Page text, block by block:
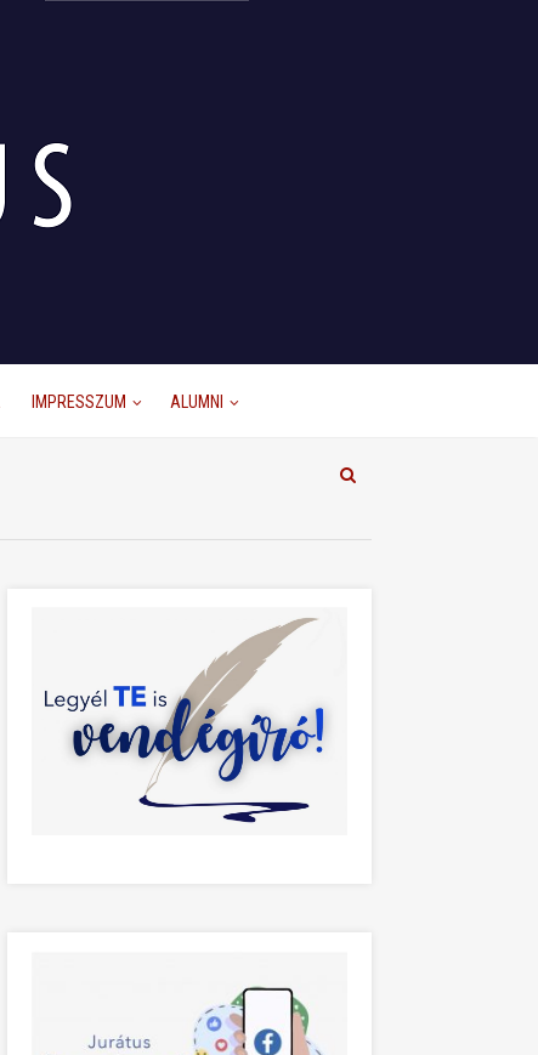
IMPRESSZUM ALUMNI